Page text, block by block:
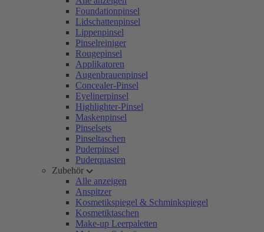
Foundationpinsel
Lidschattenpinsel
Lippenpinsel
Pinselreiniger
Rougepinsel
Applikatoren
Augenbrauenpinsel
Concealer-Pinsel
Eyelinerpinsel
Highlighter-Pinsel
Maskenpinsel
Pinselsets
Pinseltaschen
Puderpinsel
Puderquasten
Zubehör
Alle anzeigen
Anspitzer
Kosmetikspiegel & Schminkspiegel
Kosmetiktaschen
Make-up Leerpaletten